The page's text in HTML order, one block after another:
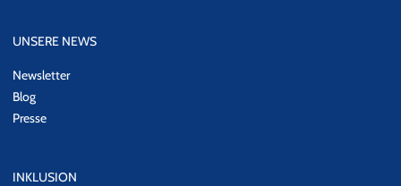
UNSERE NEWS
Newsletter
Blog
Presse
INKLUSION